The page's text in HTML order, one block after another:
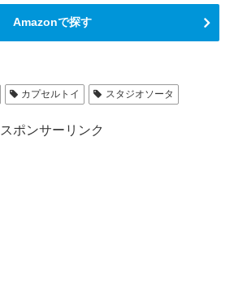
Amazonで探す
カプセルトイ スタジオソータ
スポンサーリンク